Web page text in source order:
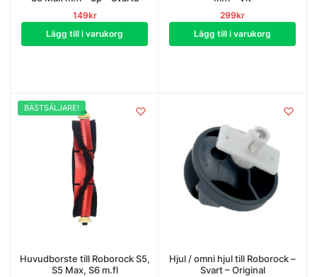
149kr
Lägg till i varukorg
299kr
Lägg till i varukorg
BÄSTSÄLJARE!
Huvudborste till Roborock S5,
S5 Max, S6 m.fl
Hjul / omni hjul till Roborock –
Svart – Original